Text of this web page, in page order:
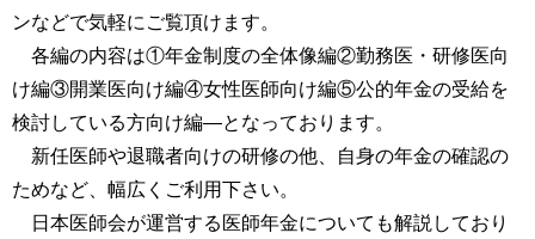
ンなどで気軽にご覧頂けます。
各編の内容は①年金制度の全体像編②勤務医・研修医向
け編③開業医向け編④女性医師向け編⑤公的年金の受給を
検討している方向け編―となっております。
新任医師や退職者向けの研修の他、自身の年金の確認の
ためなど、幅広くご利用下さい。
日本医師会が運営する医師年金についても解説しており